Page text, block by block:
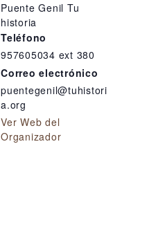
Puente Genil Tu
historia
Teléfono
957605034 ext 380
Correo electrónico
puentegenil@tuhistori
a.org
Ver Web del
Organizador